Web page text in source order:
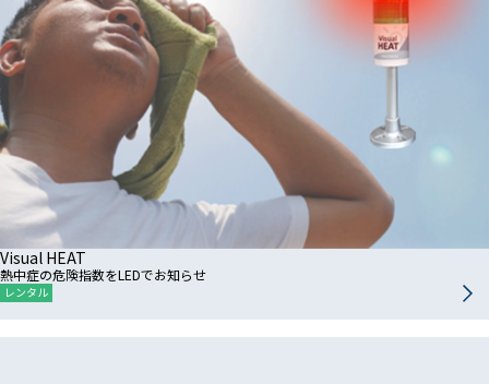
Visual HEAT
熱中症の危険指数をLEDでお知らせ
レンタル